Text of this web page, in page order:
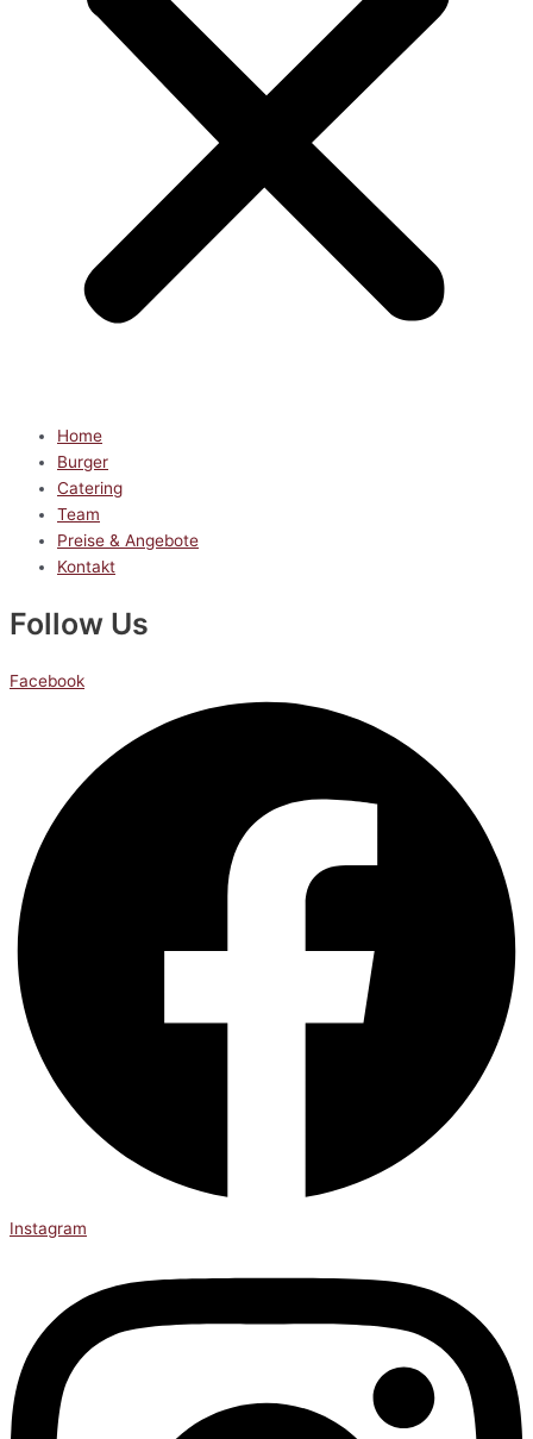
Home
Burger
Catering
Team
Preise & Angebote
Kontakt
Follow Us
Facebook
Instagram